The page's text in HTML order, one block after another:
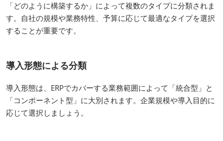
「どのように構築するか」によって複数のタイプに分類されま
す。自社の規模や業務特性、予算に応じて最適なタイプを選択
することが重要です。
導入形態による分類
導入形態は、ERPでカバーする業務範囲によって「統合型」と
「コンポーネント型」に大別されます。企業規模や導入目的に
応じて選択しましょう。